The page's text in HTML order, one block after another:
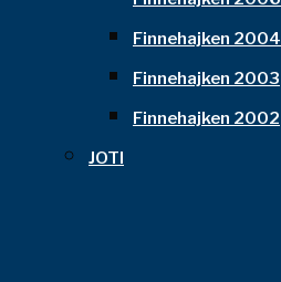
Finnehajken 2004
Finnehajken 2003
Finnehajken 2002
JOTI